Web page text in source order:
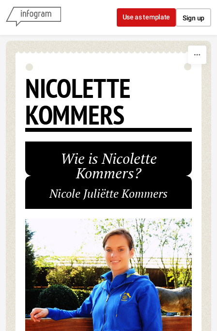
Skip to content
Use as template Sign up
NICOLETTE
KOMMERS
Wie is Nicolette
Kommers?
Nicole Juliëtte Kommers